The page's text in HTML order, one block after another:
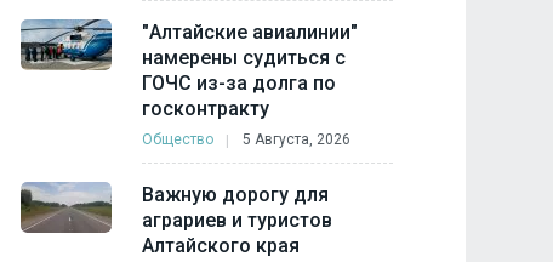
"Алтайские авиалинии"
намерены судиться с
ГОЧС из-за долга по
госконтракту
Общество 5 Августа, 2026
Важную дорогу для
аграриев и туристов
Алтайского края